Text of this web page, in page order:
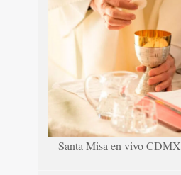
Santa Misa en vivo CDMX